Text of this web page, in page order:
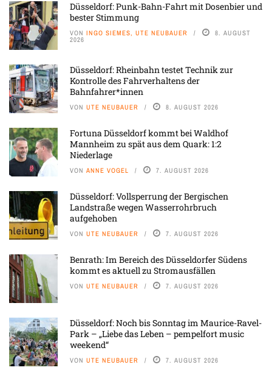
Düsseldorf: Punk-Bahn-Fahrt mit Dosenbier und
bester Stimmung
VON INGO SIEMES, UTE NEUBAUER 8. AUGUST
2026
Düsseldorf: Rheinbahn testet Technik zur
Kontrolle des Fahrverhaltens der
Bahnfahrer*innen
VON UTE NEUBAUER 8. AUGUST 2026
Fortuna Düsseldorf kommt bei Waldhof
Mannheim zu spät aus dem Quark: 1:2
Niederlage
VON ANNE VOGEL 7. AUGUST 2026
Düsseldorf: Vollsperrung der Bergischen
Landstraße wegen Wasserrohrbruch
aufgehoben
VON UTE NEUBAUER 7. AUGUST 2026
Benrath: Im Bereich des Düsseldorfer Südens
kommt es aktuell zu Stromausfällen
VON UTE NEUBAUER 7. AUGUST 2026
Düsseldorf: Noch bis Sonntag im Maurice-Ravel-
Park – „Liebe das Leben – pempelfort music
weekend“
VON UTE NEUBAUER 7. AUGUST 2026